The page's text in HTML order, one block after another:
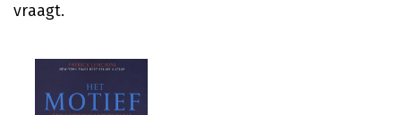
vraagt.